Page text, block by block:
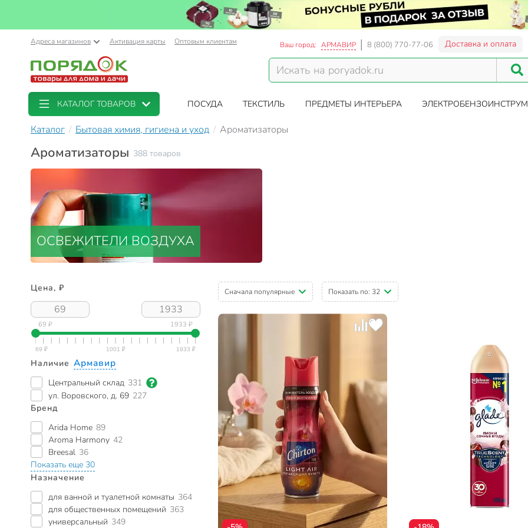
Адреса магазинов Активация карты Оптовым клиентам Ваш город: АРМАВИР 8 (800) 770-77-06 Доставка и оплата
КАТАЛОГ ТОВАРОВ ПОСУДА ТЕКСТИЛЬ ПРЕДМЕТЫ ИНТЕРЬЕРА
Каталог Бытовая химия, гигиена и уход Ароматизаторы
Ароматизаторы 388 товаров
ОСВЕЖИТЕЛИ ВОЗДУХА
Цена, ₽
69 ₽ 1933 ₽
Наличие Армавир
Центральный склад 331
ул. Воровского, д. 69 227
Бренд
Arida Home 89
Aroma Harmony 42
Breesal 36
Показать еще 30
Назначение
для ванной и туалетной комнаты 364
для общественных помещений 363
универсальный 349
Сначала популярные Показать по: 32